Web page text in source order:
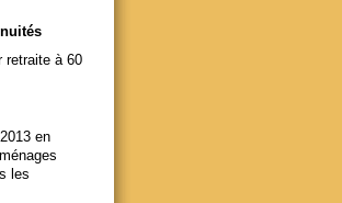
retraite à 60
en
les